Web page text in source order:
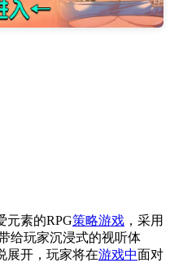
元素的RPG策略游戏 ，采用
给玩家沉浸式的视听体
展开，玩家将在游戏中面对